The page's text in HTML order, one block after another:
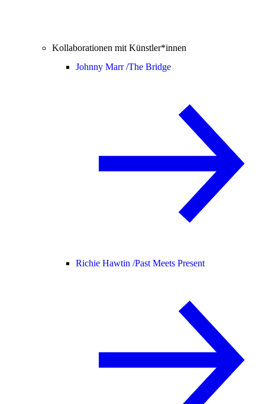
Kollaborationen mit Künstler*innen
Johnny Marr /The Bridge
Richie Hawtin /Past Meets Present